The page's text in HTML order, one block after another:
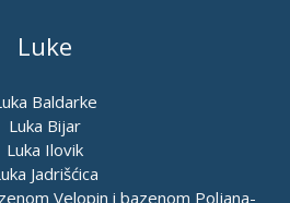
Luke
Baldarke
Luka Bijar
Luka Ilovik
Jadrišćica
Velopin i bazenom Poljana-